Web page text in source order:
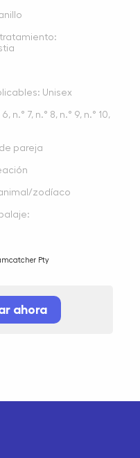
Unisex
n.° 7, n.° 8, n.° 9, n.° 10,
pareja
zodíaco
Pty
ahora